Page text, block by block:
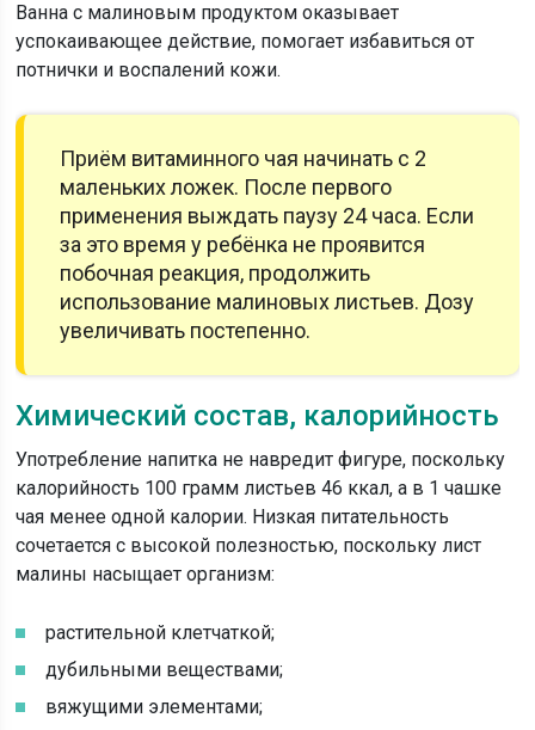
Ванна с малиновым продуктом оказывает
успокаивающее действие, помогает избавиться от
потнички и воспалений кожи.
Приём витаминного чая начинать с 2
маленьких ложек. После первого
применения выждать паузу 24 часа. Если
за это время у ребёнка не проявится
побочная реакция, продолжить
использование малиновых листьев. Дозу
увеличивать постепенно.
Химический состав, калорийность
Употребление напитка не навредит фигуре, поскольку
калорийность 100 грамм листьев 46 ккал, а в 1 чашке
чая менее одной калории. Низкая питательность
сочетается с высокой полезностью, поскольку лист
малины насыщает организм:
растительной клетчаткой;
дубильными веществами;
вяжущими элементами;